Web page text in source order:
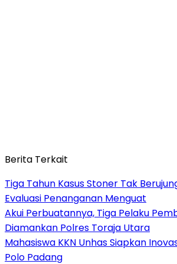
Berita Terkait
Tiga Tahun Kasus Stoner Tak
Evaluasi Penanganan Menguat
Akui Perbuatannya, Tiga Pelaku
Diamankan Polres Toraja Utara
Mahasiswa KKN Unhas Siapkan
Polo Padang